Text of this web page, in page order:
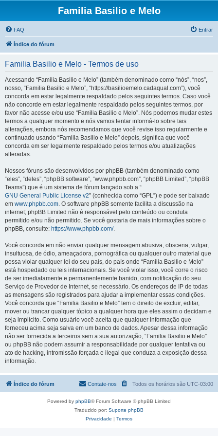
Familia Basilio e Melo
FAQ Entrar
Índice do fórum
Familia Basilio e Melo - Termos de uso
Acessando “Familia Basilio e Melo” (também denominado como “nós”, “nos”,
nosso, “Familia Basilio e Melo”, “https://basilioemelo.cadaqual.com”), você
concorda em estar legalmente respaldado pelos seguintes termos. Caso você
não concorde em estar legalmente respaldado pelos seguintes termos, por
favor não acesse e/ou use “Familia Basilio e Melo”. Nós podemos mudar estes
termos a qualquer momento e nós vamos tentar informá-lo sobre tais
alterações, embora nós recomendamos que você revise isso regularmente e
continuado usando “Familia Basilio e Melo” depois, significa que você
concorda em ser legalmente respaldado pelos termos e/ou atualizações
alteradas.
Nossos fóruns são desenvolvidos por phpBB (também denominado como
“eles”, “deles”, “phpBB software”, “www.phpbb.com”, “phpBB Limited”, “phpBB
Teams”) que é um sistema de fórum lançado sob a “
GNU General Public License v2” (conhecida como “GPL”) e pode ser baixado
em www.phpbb.com. O software phpBB somente facilita a discussão na
internet; phpBB Limited não é responsável pelo conteúdo ou conduta
permitido e/ou não permitido. Se você gostaria de mais informações sobre o
phpBB, consulte: https://www.phpbb.com/.
Você concorda em não enviar qualquer mensagem abusiva, obscena, vulgar,
insultuosa, de ódio, ameaçadora, pornográfica ou qualquer outro material que
possa violar qualquer lei do seu país, do país onde “Familia Basilio e Melo”
está hospedado ou leis internacionais. Se você violar isso, você corre o risco
de ser imediatamente e permanentemente banido, com notificação do seu
Serviço de Provedor de Internet, se necessário. Os endereços de IP de todas
as mensagens são registrados para ajudar a implementar essas condições.
Você concorda que “Familia Basilio e Melo” tem o direito de excluir, editar,
mover ou trancar qualquer tópico a qualquer hora que eles assim o decidam e
seja implícito. Como usuário você aceita que qualquer informação que
forneceu acima seja salva em um banco de dados. Apesar dessa informação
não ser fornecida a terceiros sem a sua autorização, “Familia Basilio e Melo”
ou phpBB não podem assumir a responsabilidade por qualquer tentativa ou
ato de hacking, intromissão forçada e ilegal que conduza a exposição dessa
informação.
Índice do fórum Todos os horários são UTC-03:00
Contate-nos
Powered by phpBB® Forum Software © phpBB Limited
Traduzido por: Suporte phpBB
Privacidade | Termos